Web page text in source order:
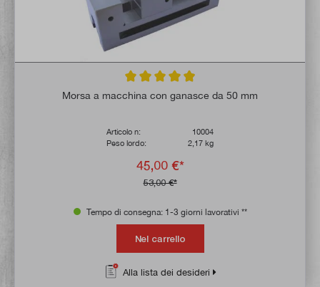
Valutazione media di 4.9 su 5 stelle
Morsa a macchina con ganasce da 50 mm
Articolo n:
10004
Peso lordo:
2,17 kg
45,00 €*
53,00 €*
Tempo di consegna: 1-3 giorni lavorativi **
Nel carrello
Alla lista dei desideri